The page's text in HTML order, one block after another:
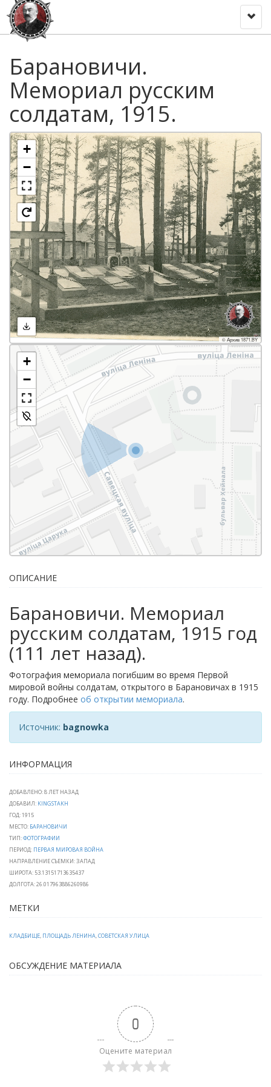
Барановичи.
Мемориал русским
солдатам, 1915.
+
−
© Архив 1871.BY
+
−
ОПИСАНИЕ
Барановичи. Мемориал
русским солдатам, 1915 год
(111 лет назад).
Фотография мемориала погибшим во время Первой
мировой войны солдатам, открытого в Барановичах в 1915
году. Подробнее об открытии мемориала.
Источник: bagnowka
ИНФОРМАЦИЯ
ДОБАВЛЕНО: 8 ЛЕТ НАЗАД
ДОБАВИЛ: KINGSTAKH
ГОД: 1915
МЕСТО: БАРАНОВИЧИ
ТИП:ФОТОГРАФИИ
ПЕРИОД: ПЕРВАЯ МИРОВАЯ ВОЙНА
НАПРАВЛЕНИЕ СЪЕМКИ: ЗАПАД
ШИРОТА: 53.13151713635437
ДОЛГОТА: 26.017963886260986
МЕТКИ
КЛАДБИЩЕ, ПЛОЩАДЬ ЛЕНИНА,СОВЕТСКАЯ УЛИЦА
ОБСУЖДЕНИЕ МАТЕРИАЛА
0
Оцените материал